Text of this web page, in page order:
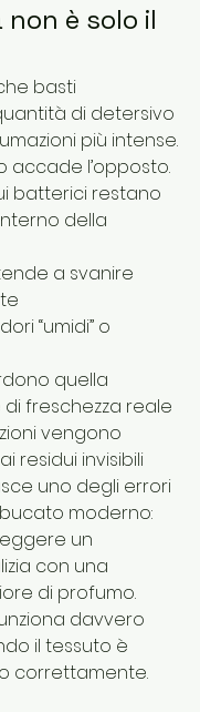
non è solo il
basti
di detersivo
più intense.
accade l’opposto.
batterici restano
della
a svanire
“umidi” o
quella
di freschezza reale
vengono
residui invisibili
uno degli errori
moderno:
un
con una
di profumo.
davvero
il tessuto è
correttamente.